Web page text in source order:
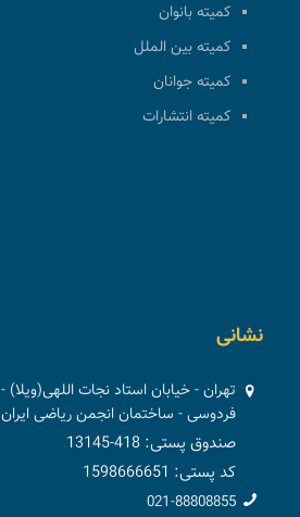
کمیته بانوان
کمیته بین الملل
کمیته جوانان
کمیته انتشارات
نشانی
تهران - خیابان استاد نجات
فردوسی - ساختمان انجمن ریاضی ایران
صندوق پستی: 418-13145
کد پستی: 1598666651
021-88808855